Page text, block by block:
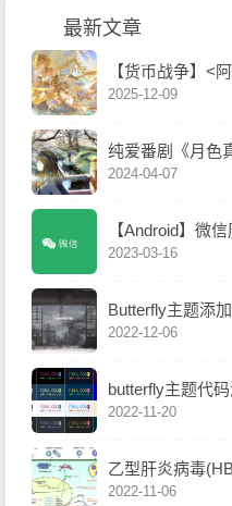
最新文章
【货币战争】<
2025-12-09
纯爱番剧《月色
2024-04-07
【Android】微
2023-03-16
Butterfly主题添
2022-12-06
butterfly主题代
2022-11-20
乙型肝炎病毒
2022-11-06